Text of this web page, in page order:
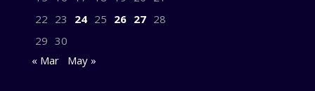
22 23 24 25 26 27 28
29 30
« Mar
May »